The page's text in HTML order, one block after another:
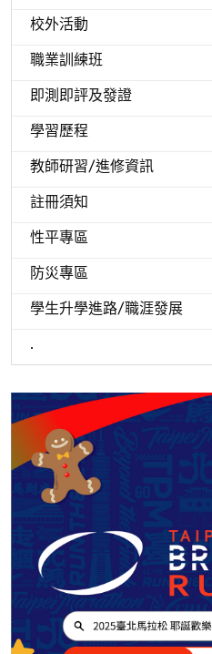
校外活動
職業訓練班
即測即評及發證
學習歷程
教師研習/進修資訊
註冊須知
性平專區
防災專區
學生升學進路/職涯發展
.